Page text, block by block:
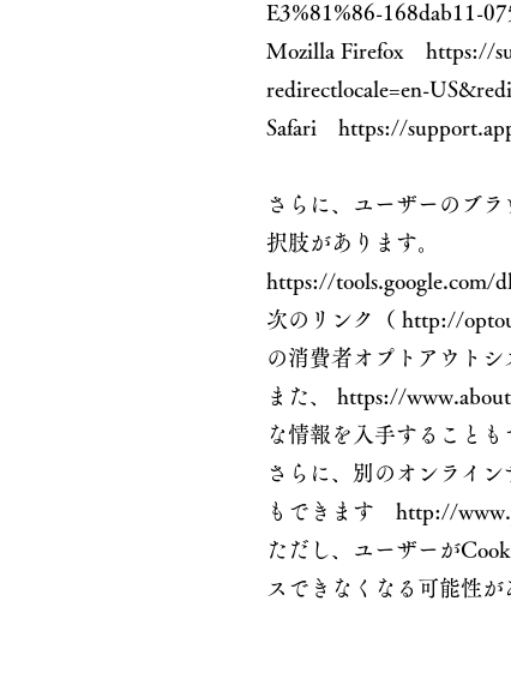
E3%81%86-168dab11-
Mozilla Firefox https://
redirectlocale=en-
Safari https://
さらに、ユーザーのブ
択肢があります。
https://tools.google.com/
次のリンク（ http://
の消費者オプトアウトシ
また、 https://
な情報を入手することも
さらに、別のオンライ
もできます http://
ただし、ユーザーが
スできなくなる可能性